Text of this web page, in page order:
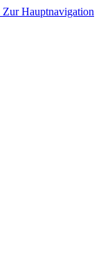
Zur Hauptnavigation